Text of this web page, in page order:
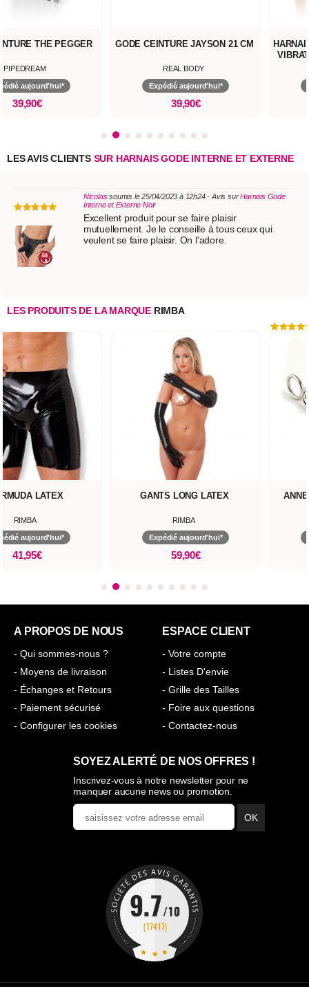
THE PEGGER
PIPEDREAM
aujourd'hui*
39,90€
GODE CEINTURE JAYSON 21 CM
REAL BODY
Expédié aujourd'hui*
39,90€
LES AVIS CLIENTSSUR HARNAIS GODE INTERNE ET EXTERNE
Nicolassoumis le 25/04/2023 à 12h24 - Avis surHarnais Gode
Interne et Externe Noir
Excellent produit pour se faire plaisir
mutuellement. Je le conseille à tous ceux qui
veulent se faire plaisir. On l'adore.
LES PRODUITS DE LA MARQUE RIMBA
LATEX
RIMBA
aujourd'hui*
41,95€
GANTS LONG LATEX
RIMBA
Expédié aujourd'hui*
59,90€
A PROPOS DE NOUS
- Qui sommes-nous ?
- Moyens de livraison
- Échanges et Retours
- Paiement sécurisé
- Configurer les cookies
ESPACE CLIENT
- Votre compte
- Listes D'envie
- Grille des Tailles
- Foire aux questions
- Contactez-nous
SOYEZ ALERTÉ DE NOS OFFRES !
Inscrivez-vous à notre newsletter pour ne
manquer aucune news ou promotion.
OK